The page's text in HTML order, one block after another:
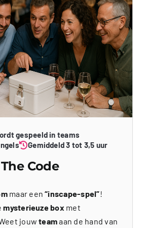
gespeeld in teams
Gemiddeld 3 tot 3,5 uur
Code
maar een“inscape-spel”!
mysterieuze box met
Weet jouwteamaan de hand van